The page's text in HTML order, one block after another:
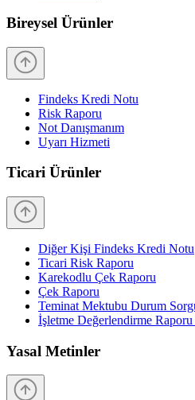
Bireysel Ürünler
Findeks Kredi Notu
Risk Raporu
Not Danışmanım
Uyarı Hizmeti
Ticari Ürünler
Diğer Kişi Findeks Kredi Notu
Ticari Risk Raporu
Karekodlu Çek Raporu
Çek Raporu
Teminat Mektubu Durum
İşletme Değerlendirme
Yasal Metinler